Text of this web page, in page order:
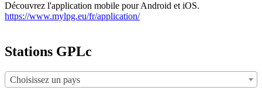
Découvrez l'application mobile pour Android et iOS.
https://www.mylpg.eu/fr/application/
Stations GPLc
Choisissez un pays